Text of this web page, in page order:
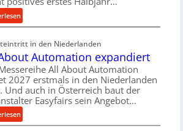
l
v
r
s
o
r
g
u
n
g
:
M
c
h
i
n
e
n
in den Niederlanden
Automation expandiert
All About Automation
2027 erstmals in den Niederlanden
Und auch in Österreich baut der
Easyfairs sein Angebot…
:
A